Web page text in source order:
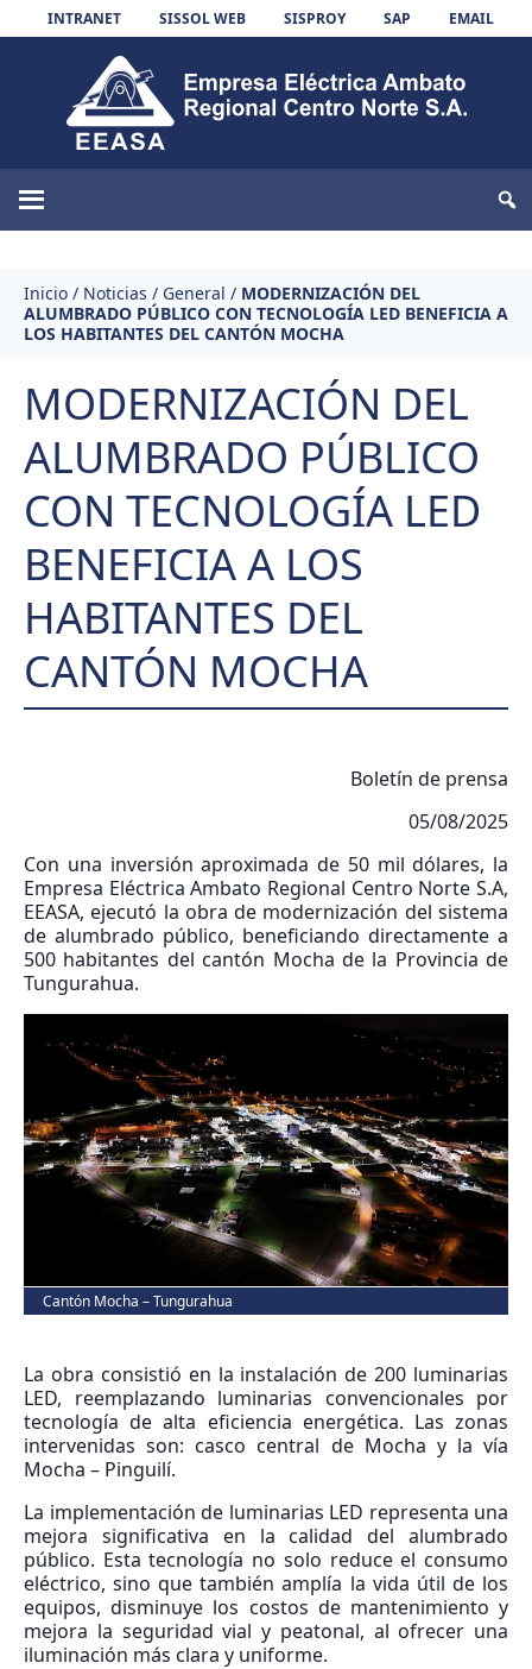
Skip to content
INTRANET SISSOL WEB SISPROY SAP EMAIL
EEASA
Inicio / Noticias / General / MODERNIZACIÓN DEL
ALUMBRADO PÚBLICO CON TECNOLOGÍA LED BENEFICIA A
LOS HABITANTES DEL CANTÓN MOCHA
MODERNIZACIÓN DEL
ALUMBRADO PÚBLICO
CON TECNOLOGÍA LED
BENEFICIA A LOS
HABITANTES DEL
CANTÓN MOCHA
Boletín de prensa
05/08/2025
Con una inversión aproximada de 50 mil dólares, la
Empresa Eléctrica Ambato Regional Centro Norte S.A,
EEASA, ejecutó la obra de modernización del sistema
de alumbrado público, beneficiando directamente a
500 habitantes del cantón Mocha de la Provincia de
Tungurahua.
Cantón Mocha – Tungurahua
La obra consistió en la instalación de 200 luminarias
LED, reemplazando luminarias convencionales por
tecnología de alta eficiencia energética. Las zonas
intervenidas son: casco central de Mocha y la vía
Mocha – Pinguilí.
La implementación de luminarias LED representa una
mejora significativa en la calidad del alumbrado
público. Esta tecnología no solo reduce el consumo
eléctrico, sino que también amplía la vida útil de los
equipos, disminuye los costos de mantenimiento y
mejora la seguridad vial y peatonal, al ofrecer una
iluminación más clara y uniforme.